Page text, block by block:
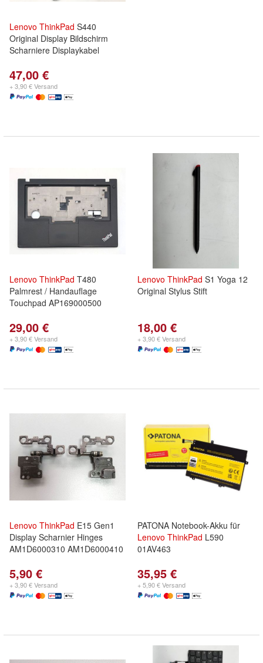
Lenovo ThinkPad S440
Original Display Bildschirm
Scharniere Displaykabel
47,00 €
+ 3,90 € Versand
Lenovo ThinkPad T480
Palmrest / Handauflage
Touchpad AP169000500
29,00 €
+ 3,90 € Versand
Lenovo ThinkPad S1 Yoga 12
Original Stylus Stift
18,00 €
+ 3,90 € Versand
Lenovo ThinkPad E15 Gen1
Display Scharnier Hinges
AM1D6000310 AM1D6000410
5,90 €
+ 3,90 € Versand
PATONA Notebook-Akku für
Lenovo ThinkPad L590
01AV463
35,95 €
+ 5,90 € Versand